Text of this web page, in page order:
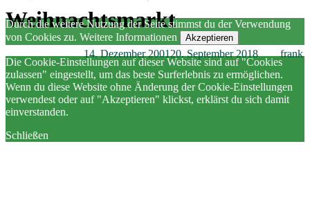
Weihnachtsmarkt
Veröffentlicht am14. Dezember 200120. September 2018vonfrank
Durch die weitere Nutzung der Seite stimmst du der Verwendung
von Cookies zu. Weitere Informationen Akzeptieren
Die Cookie-Einstellungen auf dieser Website sind auf "Cookies
zulassen" eingestellt, um das beste Surferlebnis zu ermöglichen.
Wenn du diese Website ohne Änderung der Cookie-Einstellungen
verwendest oder auf "Akzeptieren" klickst, erklärst du sich damit
einverstanden.
Schließen